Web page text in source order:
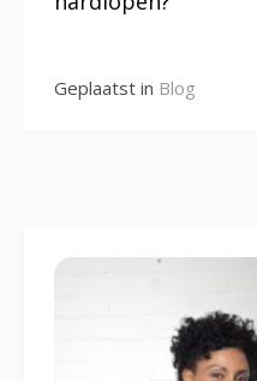
Geplaatst in Blog